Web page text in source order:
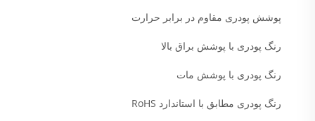
پوشش پودری مقاوم در برابر حرارت
رنگ پودری با پوشش براق بالا
رنگ پودری با پوشش مات
رنگ پودری مطابق با استاندارد RoHS